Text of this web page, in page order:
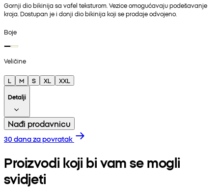
Gornji dio bikinija sa vafel teksturom. Vezice omogućavaju podešavanje
kroja. Dostupan je i donji dio bikinija koji se prodaje odvojeno.
Boje
Veličine
L M S XL
XXL
Detalji
Nađi prodavnicu
30 dana za povratak
Proizvodi koji bi vam se mogli
svidjeti